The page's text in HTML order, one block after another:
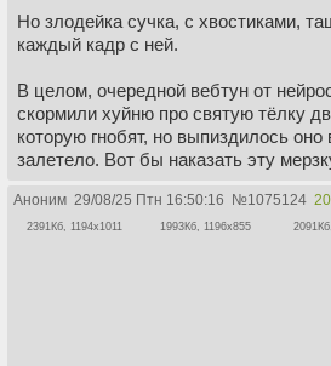
Но злодейка сучка, с хвостиками,
каждый кадр с ней.
В целом, очередной вебтун от
скормили хуйню про святую тёлку
которую гнобят, но выпиздилось
залетело. Вот бы наказать эту
Аноним 29/08/25 Птн 16:50:16 №1075124 20
2391Кб, 1194x1011 1993Кб, 1196x855